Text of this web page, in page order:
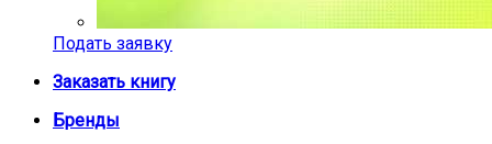
Подать заявку
Заказать книгу
Бренды